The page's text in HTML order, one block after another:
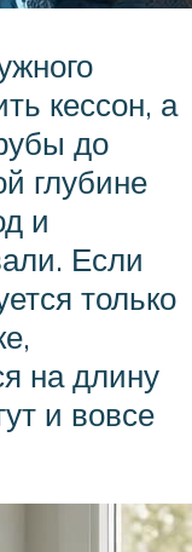
кессон, а
до
глубине
и
Если
только
на длину
и вовсе